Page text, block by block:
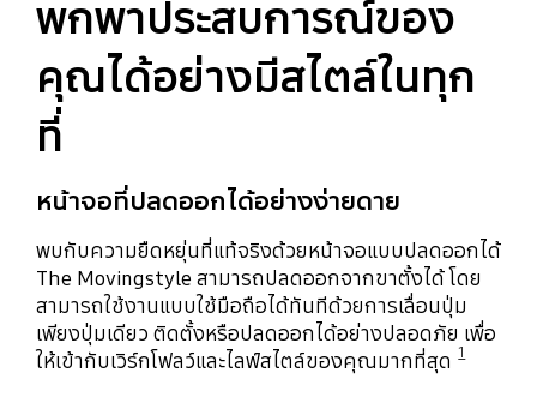
พกพาประสบการณ์ของ
คุณได้อย่างมีสไตล์ในทุก
ที่
หน้าจอที่ปลดออกได้อย่างง่ายดาย
พบกับความยืดหยุ่นที่แท้จริงด้วยหน้าจอแบบปลดออกได้
The Movingstyle สามารถปลดออกจากขาตั้งได้ โดย
สามารถใช้งานแบบใช้มือถือได้ทันทีด้วยการเลื่อนปุ่ม
เพียงปุ่มเดียว ติดตั้งหรือปลดออกได้อย่างปลอดภัย เพื่อ
ให้เข้ากับเวิร์กโฟลว์และไลฟ์สไตล์ของคุณมากที่สุด 1